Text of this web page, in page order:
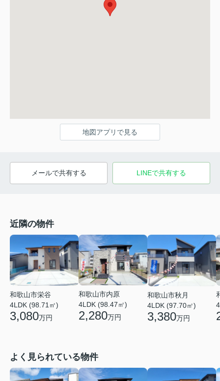
地図アプリで見る
メールで共有する LINEで共有する
近隣の物件
和歌山市栄谷
4LDK (98.71㎡)
3,080万円
和歌山市内原
4LDK (98.47㎡)
2,280万円
和歌山市秋月
4LDK (97.70㎡)
3,380万円
よく見られている物件